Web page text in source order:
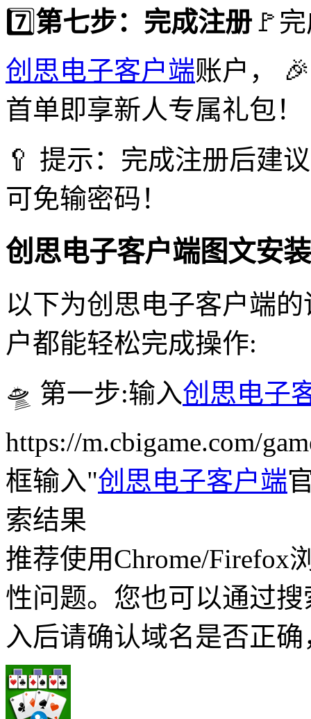
7️⃣第七步：完成注册 🚩
创思电子客户端账户，
首单即享新人专属礼包！
🥄 提示：完成注册后建
可免输密码！
创思电子客户端图文安
以下为创思电子客户端
户都能轻松完成操作:
🛸 第一步:输入创思电子
https://m.cbigame.com/
框输入"创思电子客户端
索结果
推荐使用Chrome/Firefox
性问题。您也可以通过
入后请确认域名是否正